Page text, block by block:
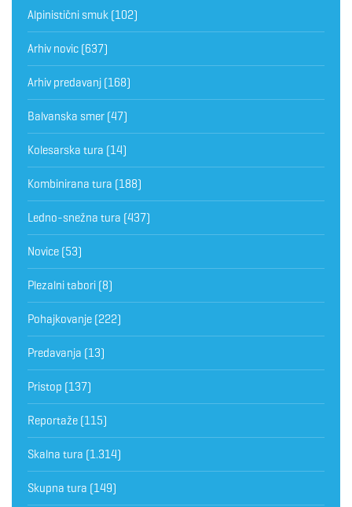
Alpinistični smuk (102)
Arhiv novic (637)
Arhiv predavanj (168)
Balvanska smer (47)
Kolesarska tura (14)
Kombinirana tura (188)
Ledno-snežna tura (437)
Novice (53)
Plezalni tabori (8)
Pohajkovanje (222)
Predavanja (13)
Pristop (137)
Reportaže (115)
Skalna tura (1.314)
Skupna tura (149)